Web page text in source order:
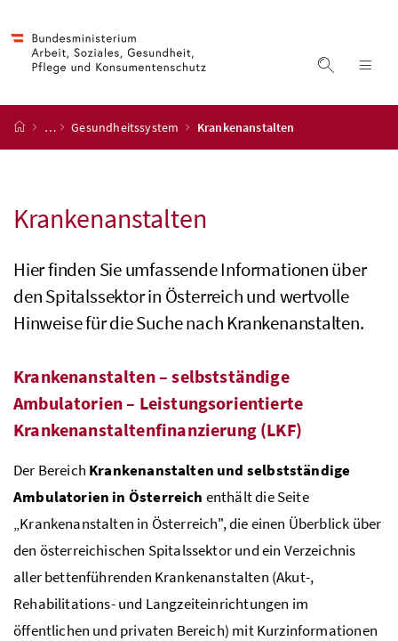
Suche
Startseite
… Gesundheitssystem Krankenanstalten
Krankenanstalten
Hier finden Sie umfassende Informationen über
den Spitalssektor in Österreich und wertvolle
Hinweise für die Suche nach Krankenanstalten.
Krankenanstalten – selbstständige
Ambulatorien – Leistungsorientierte
Krankenanstaltenfinanzierung (LKF)
Der Bereich Krankenanstalten und selbstständige
Ambulatorien in Österreich enthält die Seite
„Krankenanstalten in Österreich", die einen Überblick über
den österreichischen Spitalssektor und ein Verzeichnis
aller bettenführenden Krankenanstalten (Akut-,
Rehabilitations- und Langzeiteinrichtungen im
öffentlichen und privaten Bereich) mit Kurzinformationen